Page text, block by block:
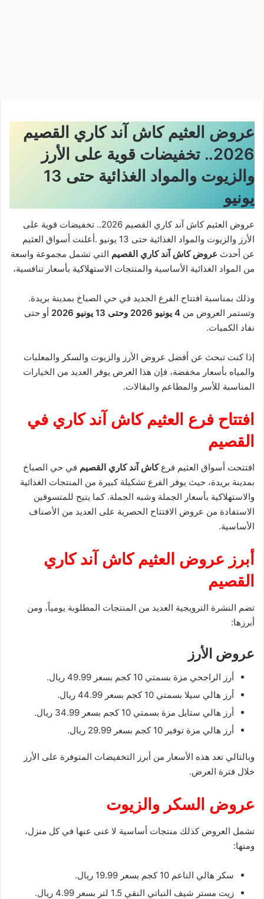
عروض العثيم كاش آند كاري القصيم
2026.. تخفيضات قوية على الأرز
والزيوت والمواد الغذائية حتى 13
يونيو
عروض العثيم كاش آند كاري القصيم 2026.. تخفيضات قوية على
الأرز والزيوت والمواد الغذائية حتى 13 يونيو .أعلنت أسواق العثيم
عن أحدث عروض كاش آند كاري القصيم التي تشمل مجموعة واسعة
من المواد الغذائية الأساسية والمنتجات الاستهلاكية بأسعار تنافسية،
وذلك بمناسبة افتتاح الفرع الجديد في حي الصباخ بمدينة بريدة.
وتستمر العروض من 4 يونيو 2026 وحتى 13 يونيو 2026
أو حتى
نفاد الكميات.
إذا كنت تبحث عن أفضل عروض الأرز والزيوت والسكر والمعلبات
والمياه بأسعار مخفضة، فإن هذا العرض يوفر العديد من الخيارات
المناسبة للأسر والمطاعم والبقالات.
افتتاح فرع العثيم كاش آند كاري في
القصيم
افتتحت أسواق العثيم فرعكاش آند كاري القصيم في حي الصباخ
بمدينة بريدة، حيث يوفر الفرع تشكيلة كبيرة من المنتجات الغذائية
والاستهلاكية بأسعار الجملة وشبه الجملة. كما يتيح للمتسوقين
الاستفادة من عروض الافتتاح الحصرية على العديد من الأصناف
الأساسية.
أبرز عروض العثيم كاش آند كاري
القصيم
تضم النشرة الترويجية العديد من المنتجات المطلوبة يومياً، ومن
أبرزها:
عروض الأرز
أرز الراجحي مزة بسمتي 10 كجم بسعر 49.99 ريال.
أرز هالي سيلا بسمتي 10 كجم بسعر 44.99 ريال.
أرز هالي ستايل مزة بسمتي 10 كجم بسعر 34.99 ريال.
أرز هالي مزة توفير 10 كجم بسعر 29.99 ريال.
وبالتالي تعد هذه الأسعار من أبرز التخفيضات المتوفرة على الأرز
خلال فترة العرض.
عروض السكر والزيوت
تشمل العروض كذلك منتجات أساسية لا غنى عنها في كل منزل،
ومنها:
سكر هالي الناعم 10 كجم بسعر 19.99 ريال.
زيت مستر شيف النباتي النقي 1.5 لتر بسعر 4.99 ريال.